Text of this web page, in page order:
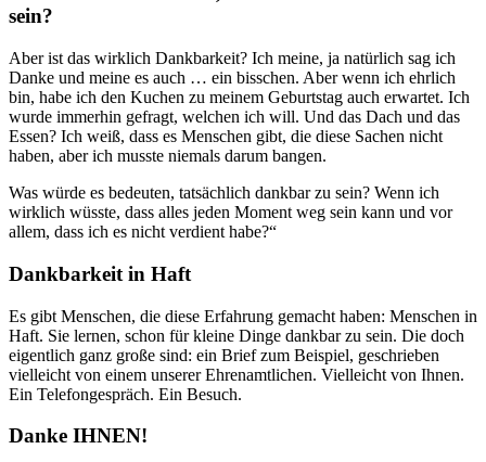
sein?
Aber ist das wirklich Dankbarkeit? Ich meine, ja natürlich sag ich
Danke und meine es auch … ein bisschen. Aber wenn ich ehrlich
bin, habe ich den Kuchen zu meinem Geburtstag auch erwartet. Ich
wurde immerhin gefragt, welchen ich will. Und das Dach und das
Essen? Ich weiß, dass es Menschen gibt, die diese Sachen nicht
haben, aber ich musste niemals darum bangen.
Was würde es bedeuten, tatsächlich dankbar zu sein? Wenn ich
wirklich wüsste, dass alles jeden Moment weg sein kann und vor
allem, dass ich es nicht verdient habe?“
Dankbarkeit in Haft
Es gibt Menschen, die diese Erfahrung gemacht haben: Menschen in
Haft. Sie lernen, schon für kleine Dinge dankbar zu sein. Die doch
eigentlich ganz große sind: ein Brief zum Beispiel, geschrieben
vielleicht von einem unserer Ehrenamtlichen. Vielleicht von Ihnen.
Ein Telefongespräch. Ein Besuch.
Danke IHNEN!